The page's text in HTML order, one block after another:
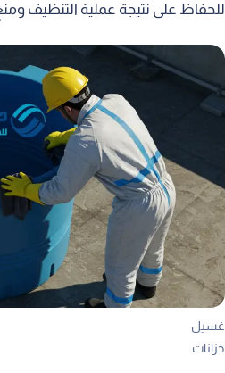
للحفاظ على نتيجة عملية التنظيف
غسيل
خزانات